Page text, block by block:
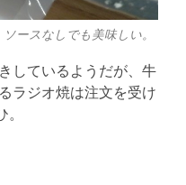
ースなしでも美味しい。
しているようだが、牛
ラジオ焼は注文を受け